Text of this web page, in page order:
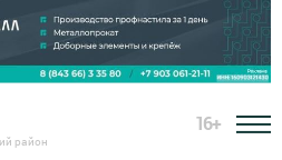
район
16+